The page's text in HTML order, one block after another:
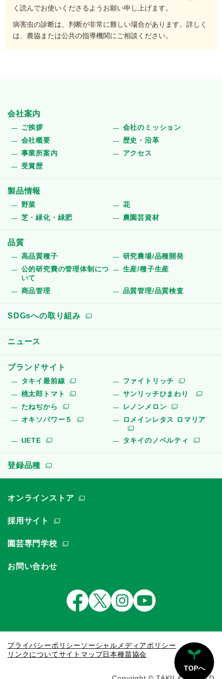
く読んでお使いくださるようお願い申し上げます。
病害虫の診断は、判断が非常に難しい場合があります。詳しく
は、農協または公共の指導機関にご相談ください。
会社案内
ご挨拶
会社のミッション
会社概要
歴史・沿革
事業所案内
アクセス
受賞歴
製品情報
野菜
花
芝・緑化・緑肥
農園芸資材
品質
高品質種子
研究農場/品種開発
公的研究費の管理体制につ
いて
生産/種子生産
商品管理 品質管理/品質検査
SDGsへの取り組み
ニュース
ブランドサイト
タキイ最前線
ファイトリッチ
桃太郎トマト
サンリッチひまわり
たねぢから
レノンメロン
オキソパワー５
ロメインレタス ロマリア
UETE タキイのノベルティ
登録品種
オンラインストア
採用サイト
園芸専門学校
お問い合わせ
プライバシーポリシー ソーシャルメディアポリシー
リンクについてサイトマップ日本種苗協会
TOPへ